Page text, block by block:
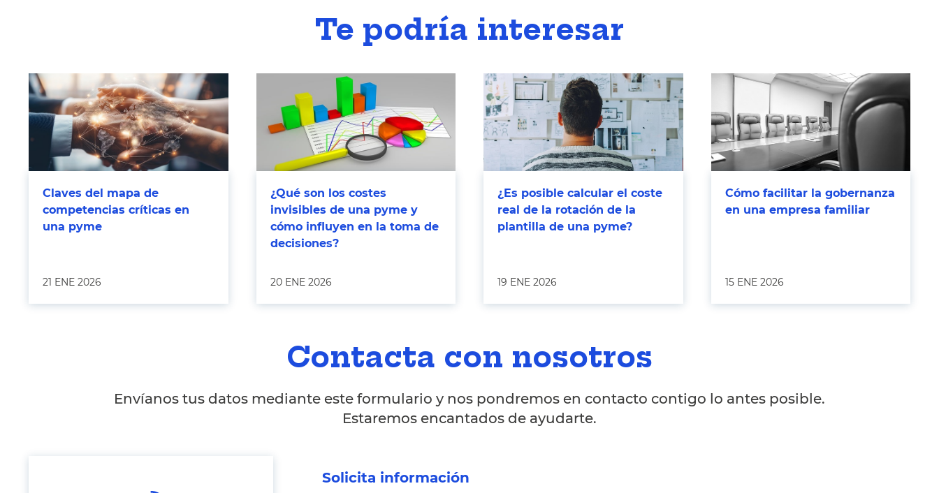
Te podría interesar
Claves del mapa de
competencias críticas en
una pyme
21 ENE 2026
¿Qué son los costes
invisibles de una pyme y
cómo influyen en la toma de
decisiones?
20 ENE 2026
¿Es posible calcular el coste
real de la rotación de la
plantilla de una pyme?
19 ENE 2026
Cómo facilitar la gobernanza
en una empresa familiar
15 ENE 2026
Contacta con nosotros
Envíanos tus datos mediante este formulario y nos pondremos en contacto contigo lo antes posible.
Estaremos encantados de ayudarte.
Solicita información